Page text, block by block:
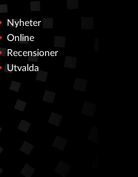
Nyheter
Online
Recensioner
Utvalda